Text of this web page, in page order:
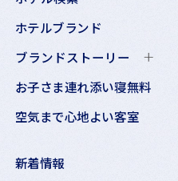
ホテルブランド
ブランドストーリー
お子さま連れ添い寝無料
空気まで心地よい客室
新着情報